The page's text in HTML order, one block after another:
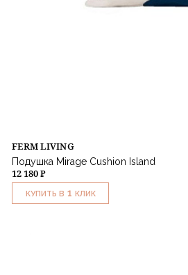
FERM LIVING
Подушка Mirage Cushion Island
12 180 ₽
КУПИТЬ В 1 КЛИК